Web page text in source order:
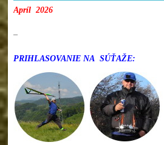
Apríl 2026
–
PRIHLASOVANIE NA SÚŤAŽE: